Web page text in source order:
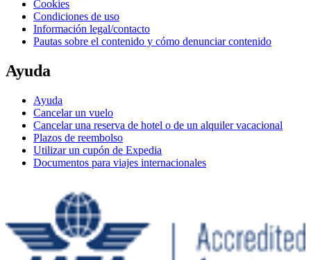
Cookies
Condiciones de uso
Información legal/contacto
Pautas sobre el contenido y cómo denunciar contenido
Ayuda
Ayuda
Cancelar un vuelo
Cancelar una reserva de hotel o de un alquiler vacacional
Plazos de reembolso
Utilizar un cupón de Expedia
Documentos para viajes internacionales